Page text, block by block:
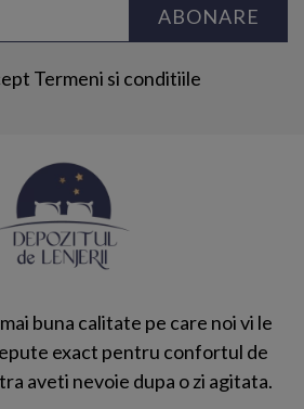
ABONARE
Termeni si conditiile
buna calitate pe care noi vi le
exact pentru confortul de
aveti nevoie dupa o zi agitata.